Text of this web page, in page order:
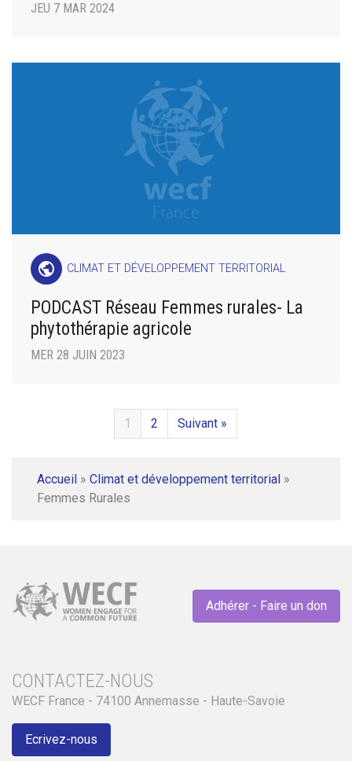
JEU 7 MAR 2024
public CLIMAT ET DÉVELOPPEMENT TERRITORIAL
PODCAST Réseau Femmes rurales- La
phytothérapie agricole
MER 28 JUIN 2023
1 2 Suivant »
Accueil » Climat et développement territorial »
Femmes Rurales
Adhérer - Faire un don
CONTACTEZ-NOUS
WECF France - 74100 Annemasse - Haute-Savoie
Ecrivez-nous